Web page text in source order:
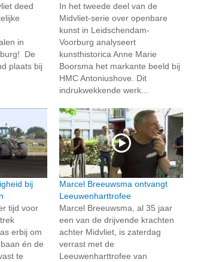
deed
in
De
plaats bij
In het tweede deel van de
Midvliet-serie over openbare
kunst in Leidschendam-
Voorburg analyseert
kunsthistorica Anne Marie
Boorsma het markante beeld bij
HMC Antoniushove. Dit
indrukwekkende werk...
bij
tijd voor
erbij om
én de
te
Marcel Breeuwsma ontvangt
Leeuwenharttrofee
Marcel Breeuwsma, al 35 jaar
een van de drijvende krachten
achter Midvliet, is zaterdag
verrast met de
Leeuwenharttrofee van